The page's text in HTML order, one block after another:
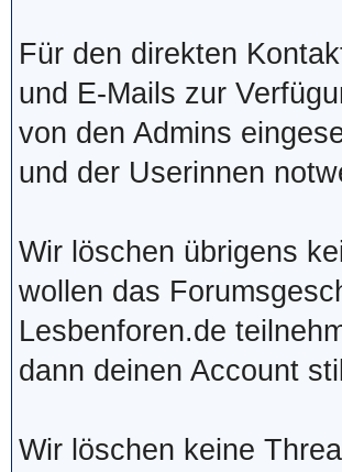
Für den direkten
und E-Mails zur
von den Admins
und der Userinnen
Wir löschen übrigens
wollen das
Lesbenforen.de
dann deinen Account
Wir löschen keine